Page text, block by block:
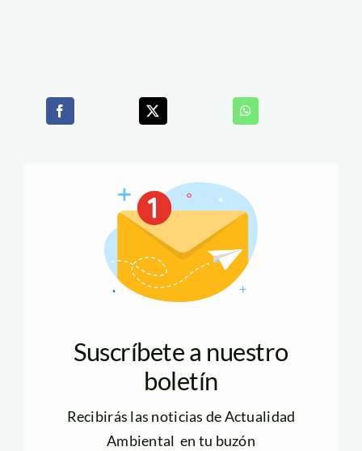
Suscríbete a nuestro
boletín
Recibirás las noticias de Actualidad
Ambiental en tu buzón